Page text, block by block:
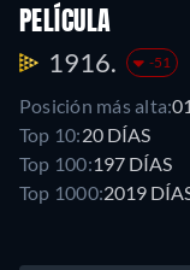
PELÍCULA
1916. -51
Posición más alta:
Top 10:20 DÍAS
Top 100:197 DÍAS
Top 1000:2019